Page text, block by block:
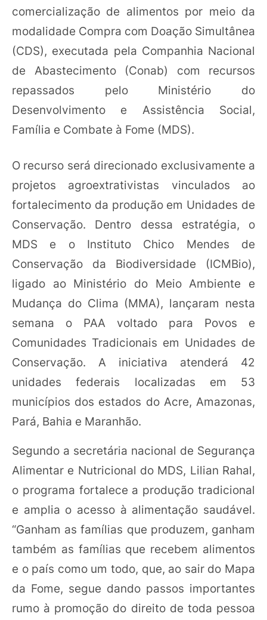
comercialização de alimentos por meio da
modalidade Compra com Doação Simultânea
(CDS), executada pela Companhia Nacional
de Abastecimento (Conab) com recursos
repassados pelo Ministério do
Desenvolvimento e Assistência Social,
Família e Combate à Fome (MDS).
O recurso será direcionado exclusivamente a
projetos agroextrativistas vinculados ao
fortalecimento da produção em Unidades de
Conservação. Dentro dessa estratégia, o
MDS e o Instituto Chico Mendes de
Conservação da Biodiversidade (ICMBio),
ligado ao Ministério do Meio Ambiente e
Mudança do Clima (MMA), lançaram nesta
semana o PAA voltado para Povos e
Comunidades Tradicionais em Unidades de
Conservação. A iniciativa atenderá 42
unidades federais localizadas em 53
municípios dos estados do Acre, Amazonas,
Pará, Bahia e Maranhão.
Segundo a secretária nacional de Segurança
Alimentar e Nutricional do MDS, Lilian Rahal,
o programa fortalece a produção tradicional
e amplia o acesso à alimentação saudável.
“Ganham as famílias que produzem, ganham
também as famílias que recebem alimentos
e o país como um todo, que, ao sair do Mapa
da Fome, segue dando passos importantes
rumo à promoção do direito de toda pessoa